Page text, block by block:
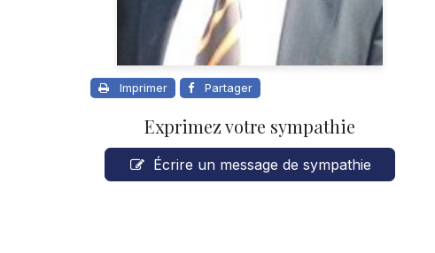
Imprimer Partager
Exprimez votre sympathie
Écrire un message de sympathie